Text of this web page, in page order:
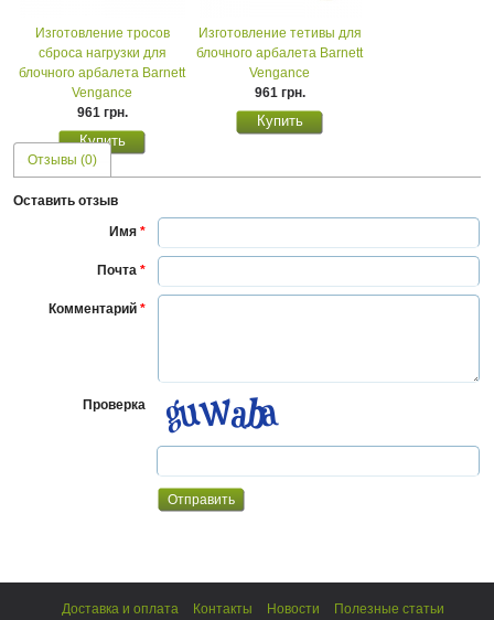
Изготовление тросов
сброса нагрузки для
блочного арбалета Barnett
Vengance
961 грн.
Изготовление тетивы для
блочного арбалета Barnett
Vengance
961 грн.
Отзывы (0)
Оставить отзыв
Имя *
Почта *
Комментарий *
Проверка
Доставка и оплата Контакты Новости Полезные статьи